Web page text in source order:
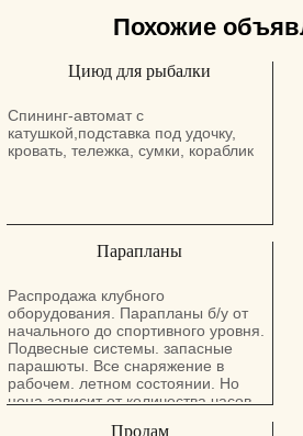
Похожие
Циюд для рыбалки
Спининг-автомат с
катушкой,подставка под удочку,
кровать, тележка, сумки, кораблик
Парапланы
Распродажа клубного
оборудования. Парапланы б/у от
начального до спортивного уровня.
Подвесные системы. запасные
парашюты. Все снаряжение в
рабочем. летном состоянии. Но
цена зависит от количества часов
Продам